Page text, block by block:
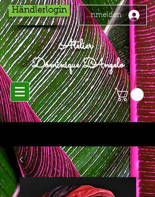
Händlerlogin
Anmelden
Atelier
Dominique D'Angelo